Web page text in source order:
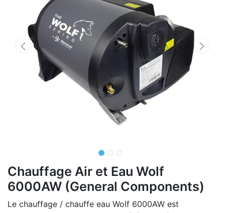
Chauffage Air et Eau Wolf
6000AW (General Components)
Le chauffage / chauffe eau Wolf 6000AW est